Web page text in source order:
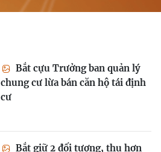
Bắt cựu Trưởng ban quản lý
chung cư lừa bán căn hộ tái định
cư
Bắt giữ 2 đối tượng, thu hơn